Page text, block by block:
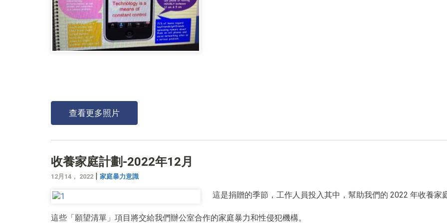
查看更多照片
收養家庭計劃-2022年12月
12月14， 2022 | 家庭暴力意識
這是捐贈的季節，工作人員投入其中，幫助我們的 2022 年收養家
這些「願望清單」項目將交給我們辦公室合作的家庭暴力和性侵犯機構。